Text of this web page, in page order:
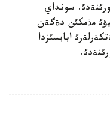
سونداي
مذمكئن دةگةن
ابايسئزدا